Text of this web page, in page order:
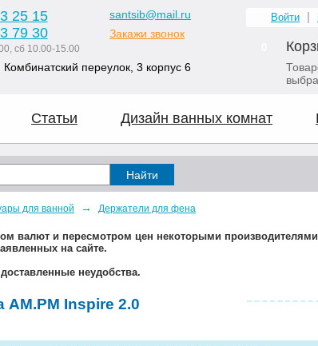
25 15
79 30
сб 10.00-15.00
santsib@mail.ru
Закажи звонок
Комбинатский переулок, 3 корпус 6
Войти
Статьи Дизайн ванных комнат
для ванной → Держатели для фена
валют и пересмотром цен некоторыми
на сайте.
неудобства.
Inspire 2.0